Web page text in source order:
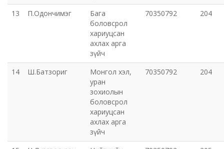
13 П.Одончимэг
Бага
боловсрол
хариуцсан
ахлах арга
зүйч
70350792 204
14 Ш.Батзориг
Монгол хэл,
уран
зохиолын
боловсрол
хариуцсан
ахлах арга
зүйч
70350792 204